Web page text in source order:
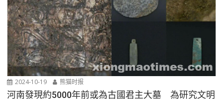
2024-10-19 熊猫时报
河南發現約5000年前或為古國君主大墓 為研究文明